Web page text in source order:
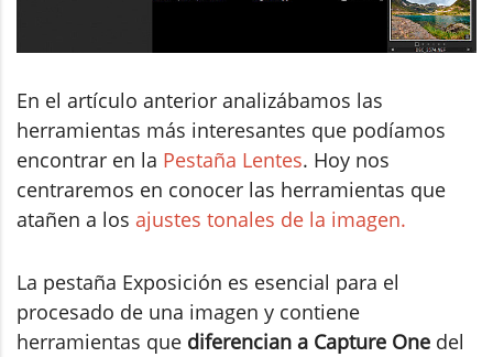
En el artículo anterior analizábamos las
herramientas más interesantes que podíamos
encontrar en la Pestaña Lentes. Hoy nos
centraremos en conocer las herramientas que
atañen a los ajustes tonales de la imagen.
La pestaña Exposición es esencial para el
procesado de una imagen y contiene
herramientas que diferencian a Capture One del